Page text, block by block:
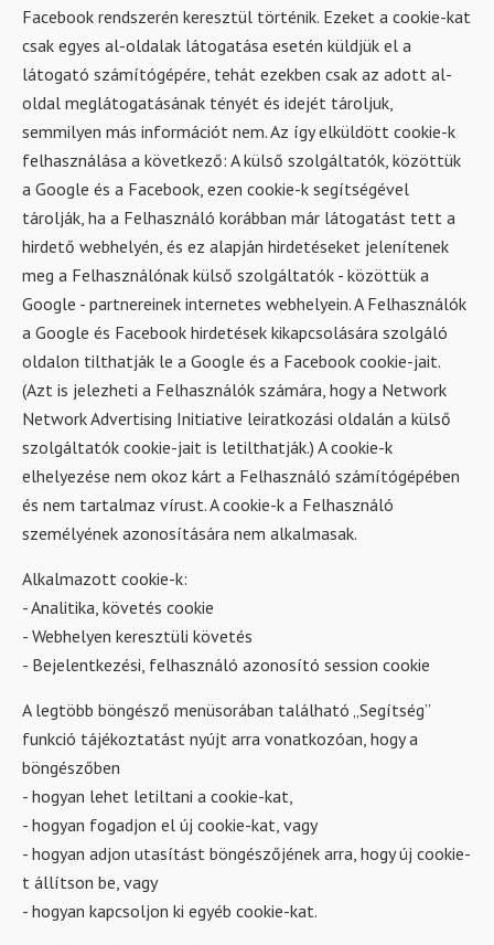
Facebook rendszerén keresztül történik. Ezeket a cookie-kat
csak egyes al-oldalak látogatása esetén küldjük el a
látogató számítógépére, tehát ezekben csak az adott al-
oldal meglátogatásának tényét és idejét tároljuk,
semmilyen más információt nem. Az így elküldött cookie-k
felhasználása a következő: A külső szolgáltatók, közöttük
a Google és a Facebook, ezen cookie-k segítségével
tárolják, ha a Felhasználó korábban már látogatást tett a
hirdető webhelyén, és ez alapján hirdetéseket jelenítenek
meg a Felhasználónak külső szolgáltatók - közöttük a
Google - partnereinek internetes webhelyein. A Felhasználók
a Google és Facebook hirdetések kikapcsolására szolgáló
oldalon tilthatják le a Google és a Facebook cookie-jait.
(Azt is jelezheti a Felhasználók számára, hogy a Network
Network Advertising Initiative leiratkozási oldalán a külső
szolgáltatók cookie-jait is letilthatják.) A cookie-k
elhelyezése nem okoz kárt a Felhasználó számítógépében
és nem tartalmaz vírust. A cookie-k a Felhasználó
személyének azonosítására nem alkalmasak.
Alkalmazott cookie-k:
- Analitika, követés cookie
- Webhelyen keresztüli követés
- Bejelentkezési, felhasználó azonosító session cookie
A legtöbb böngésző menüsorában található „Segítség”
funkció tájékoztatást nyújt arra vonatkozóan, hogy a
böngészőben
- hogyan lehet letiltani a cookie-kat,
- hogyan fogadjon el új cookie-kat, vagy
- hogyan adjon utasítást böngészőjének arra, hogy új cookie-
t állítson be, vagy
- hogyan kapcsoljon ki egyéb cookie-kat.